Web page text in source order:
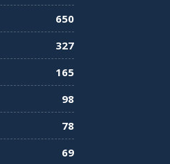
650
327
165
98
78
69